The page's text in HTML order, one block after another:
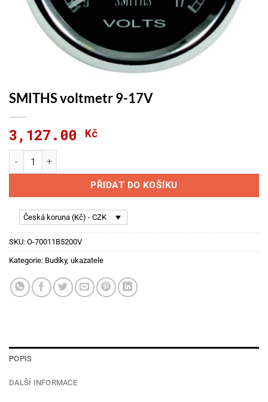
SMITHS voltmetr 9-17V
3,127.00 Kč
SMITHS voltmetr 9-17V množství
PŘIDAT DO KOŠÍKU
Česká koruna (Kč) - CZK
SKU: O-70011B5200V
Kategorie: Budíky, ukazatele
POPIS
DALŠÍ INFORMACE